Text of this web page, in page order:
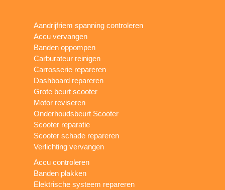
Aandrijfriem spanning controleren
Accu vervangen
Banden oppompen
Carburateur reinigen
Carrosserie repareren
Dashboard repareren
Grote beurt scooter
Motor reviseren
Onderhoudsbeurt Scooter
Scooter reparatie
Scooter schade repareren
Verlichting vervangen
Accu controleren
Banden plakken
Elektrische systeem repareren